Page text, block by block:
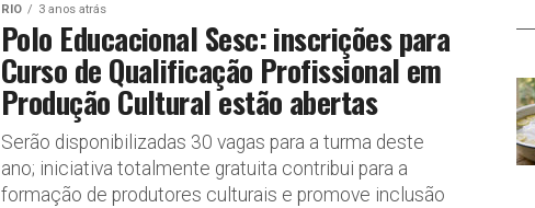
RIO 3 anos atrás
Polo Educacional Sesc: inscrições para
Curso de Qualificação Profissional em
Produção Cultural estão abertas
Serão disponibilizadas 30 vagas para a turma deste
ano; iniciativa totalmente gratuita contribui para a
formação de produtores culturais e promove inclusão